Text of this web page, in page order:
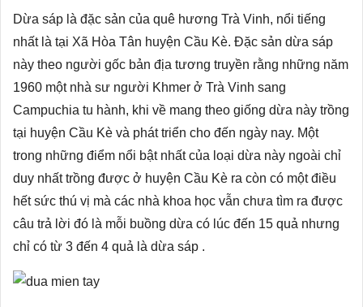
Dừa sáp là đặc sản của quê hương Trà Vinh, nổi tiếng
nhất là tại Xã Hòa Tân huyện Cầu Kè. Đặc sản dừa sáp
này theo người gốc bản địa tương truyền rằng những năm
1960 một nhà sư người Khmer ở Trà Vinh sang
Campuchia tu hành, khi về mang theo giống dừa này trồng
tại huyện Cầu Kè và phát triển cho đến ngày nay. Một
trong những điểm nổi bật nhất của loại dừa này ngoài chỉ
duy nhất trồng được ở huyện Cầu Kè ra còn có một điều
hết sức thú vị mà các nhà khoa học vẫn chưa tìm ra được
câu trả lời đó là mỗi buồng dừa có lúc đến 15 quả nhưng
chỉ có từ 3 đến 4 quả là dừa sáp .